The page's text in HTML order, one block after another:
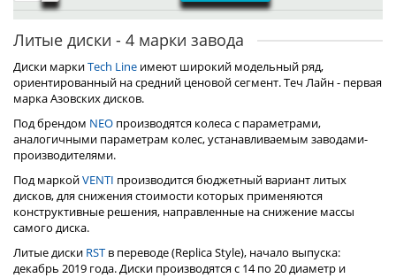
Литые диски - 4 марки завода
Диски маркиTech Line имеют широкий модельный ряд,
ориентированный на средний ценовой сегмент. Теч Лайн - первая
марка Азовских дисков.
Под брендом NEO производятся колеса с параметрами,
аналогичными параметрам колес, устанавливаемым заводами-
производителями.
Под маркойVENTI производится бюджетный вариант литых
дисков, для снижения стоимости которых применяются
конструктивные решения, направленные на снижение массы
самого диска.
Литые диски RST в переводе (Replica Style), начало выпуска:
декабрь 2019 года. Диски производятся с 14 по 20 диаметр и